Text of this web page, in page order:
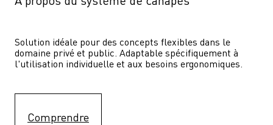
Solution idéale pour des concepts flexibles dans le
domaine privé et public. Adaptable spécifiquement à
l'utilisation individuelle et aux besoins ergonomiques.
Comprendre